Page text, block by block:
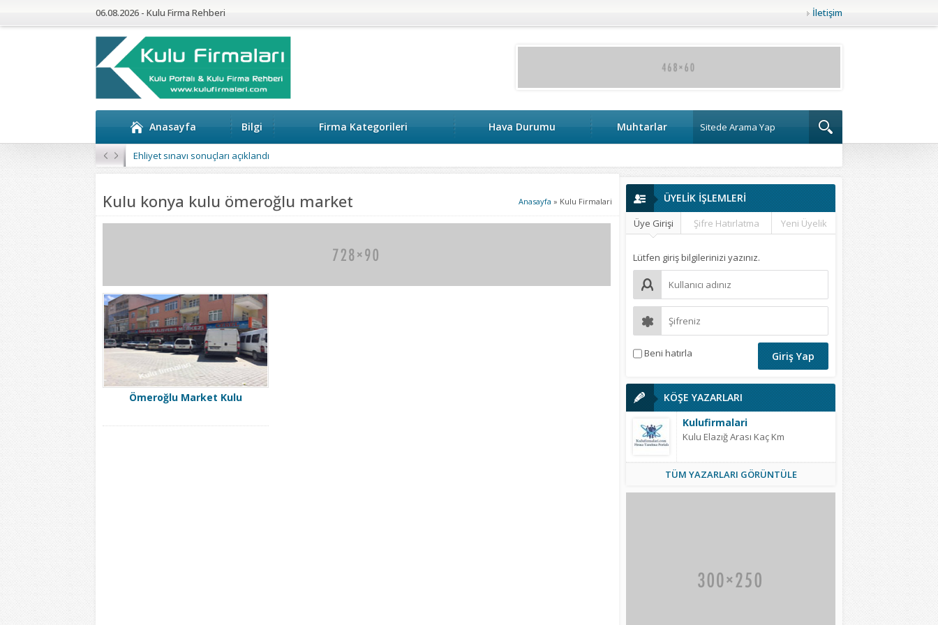
06.08.2026 - Kulu Firma Rehberi İletişim
Anasayfa Bilgi Firma Kategorileri Hava Durumu Muhtarlar
Ehliyet sınavı sonuçları açıklandı
Anasayfa » Kulu Firmalari
Kulu konya kulu ömeroğlu market
Ömeroğlu Market Kulu
ÜYELİK İŞLEMLERİ
Üye Girişi Şifre Hatırlatma Yeni Üyelik
Lütfen giriş bilgilerinizi yazınız.
Beni hatırla
KÖŞE YAZARLARI
Kulufirmalari
Kulu Elazığ Arası Kaç Km
TÜM YAZARLARI GÖRÜNTÜLE